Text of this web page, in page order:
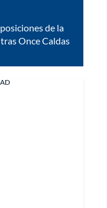
de la
Once Caldas